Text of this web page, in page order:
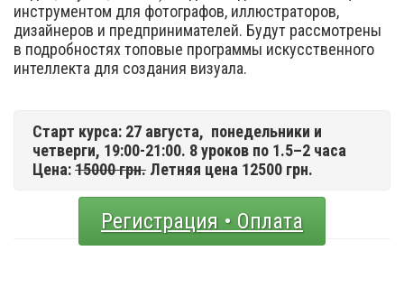
инструментом для фотографов, иллюстраторов,
дизайнеров и предпринимателей. Будут рассмотрены
в подробностях топовые программы искусственного
интеллекта для создания визуала.
Старт курса: 27 августа, понедельники и
четверги, 19:00-21:00. 8 уроков по 1.5–2 часа
Цена:15000 грн. Летняя цена 12500 грн.
Регистрация • Оплата